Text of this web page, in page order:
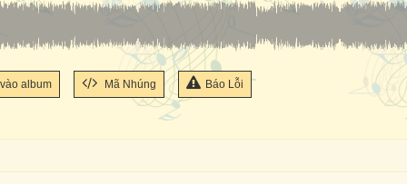
album Mã Nhúng Báo Lỗi